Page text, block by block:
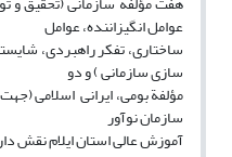
عوامل انگیزاننده، عوامل
ساختاری، تفکر راهبردی،
سازی سازمانی ) و دو
مؤلفة بومی، ایرانی اسلامی
سازمان نوآور
آموزش عالی استان ایلام نقش